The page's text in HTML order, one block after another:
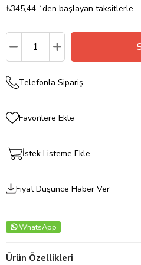
₺345,44 `den başlayan taksitlerle
Telefonla Sipariş
Favorilere Ekle
İstek Listeme Ekle
Fiyat Düşünce Haber Ver
WhatsApp
Ürün Özellikleri